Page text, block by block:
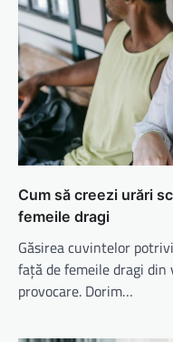
Cum să creezi urări
femeile dragi
Găsirea cuvintelor
față de femeile dragi
provocare. Dorim…